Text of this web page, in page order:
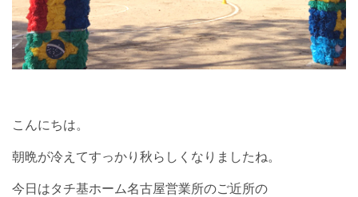
こんにちは。
朝晩が冷えてすっかり秋らしくなりましたね。
今日はタチ基ホーム名古屋営業所のご近所の